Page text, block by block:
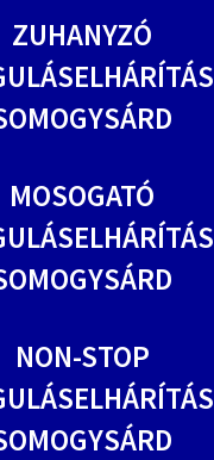
ZUHANYZÓ
MOSOGATÓ
NON-STOP